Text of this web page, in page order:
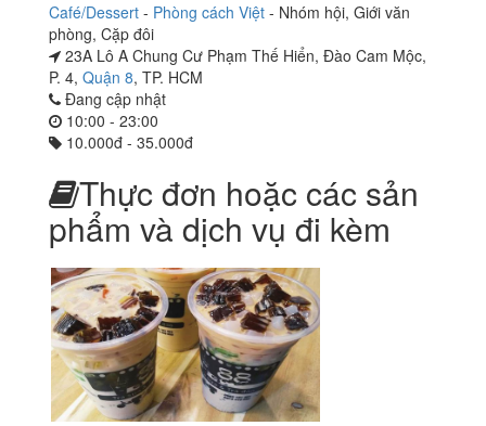
Café/Dessert - Phòng cách Việt - Nhóm hội, Giới văn
phòng, Cặp đôi
23A Lô A Chung Cư Phạm Thế Hiển, Đào Cam Mộc,
P. 4, Quận 8, TP. HCM
Đang cập nhật
10:00 - 23:00
10.000đ - 35.000đ
Thực đơn hoặc các sản
phẩm và dịch vụ đi kèm